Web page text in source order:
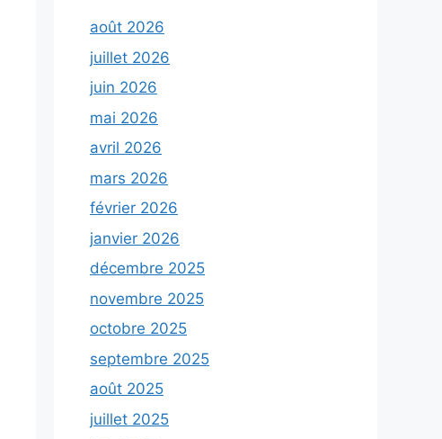
août 2026
juillet 2026
juin 2026
mai 2026
avril 2026
mars 2026
février 2026
janvier 2026
décembre 2025
novembre 2025
octobre 2025
septembre 2025
août 2025
juillet 2025